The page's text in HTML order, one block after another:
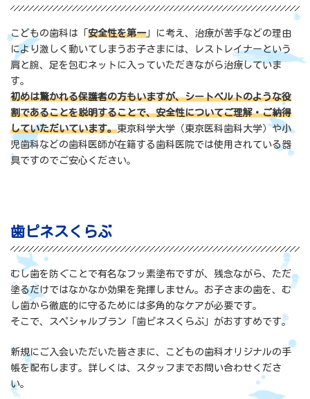
こどもの歯科は「 安全性を第一」に考え、治療が苦手などの理由
により激しく動いてしまうお子さまには、レストレイナーという
肩と腕、足を包むネットに入っていただきながら治療していま
す。
初めは驚かれる保護者の方もいますが、シートベルトのような役
割であることを説明することで、安全性についてご理解・ご納得
していただいています。東京科学大学（東京医科歯科大学）や小
児歯科などの歯科医師が在籍する歯科医院では使用されている器
具ですのでご安心ください。
歯ピネスくらぶ
むし歯を防ぐことで有名なフッ素塗布ですが、残念ながら、ただ
塗るだけではなかなか効果を発揮しません。お子さまの歯を、む
し歯から徹底的に守るためには多角的なケアが必要です。
そこで、スペシャルプラン「歯ピネスくらぶ」がおすすめです。
新規にご入会いただいた皆さまに、こどもの歯科オリジナルの手
帳を配布します。詳しくは、スタッフまでお問い合わせくださ
い。